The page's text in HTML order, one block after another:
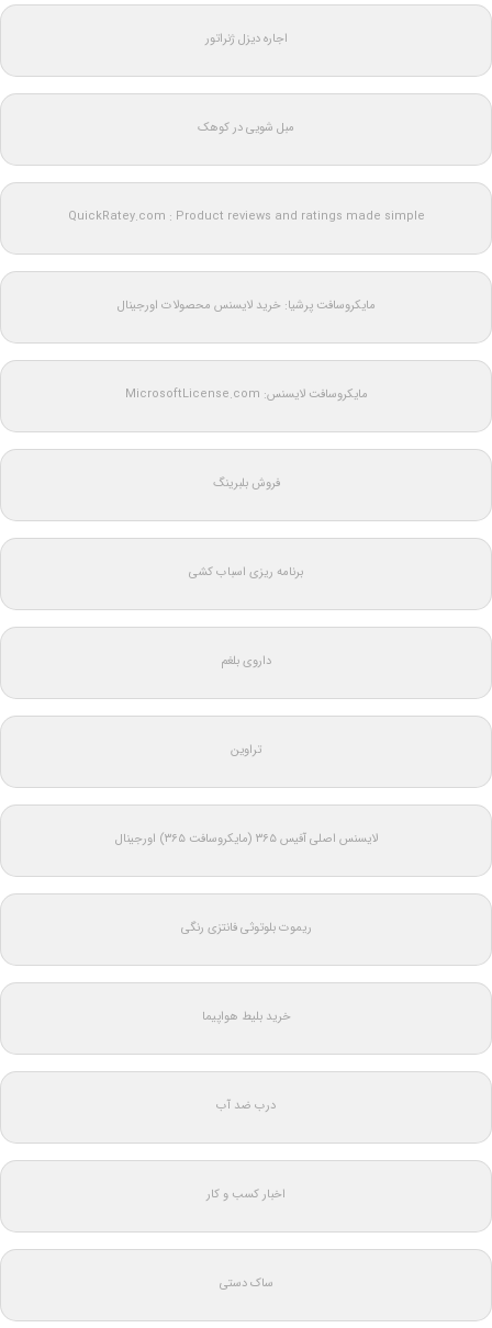
اجاره دیزل ژنراتور
مبل شویی در کوهک
QuickRatey.com : Product reviews and ratings made simple
مایکروسافت پرشیا: خرید لایسنس محصولات اورجینال
مایکروسافت لایسنس: MicrosoftLicense.com
فروش بلبرینگ
برنامه ریزی اسباب کشی
داروی بلغم
تراوین
لایسنس اصلی آفیس ۳۶۵ (مایکروسافت ۳۶۵) اورجینال
ریموت بلوتوثی فانتزی رنگی
خرید بلیط هواپیما
درب ضد آب
اخبار کسب و کار
ساک دستی